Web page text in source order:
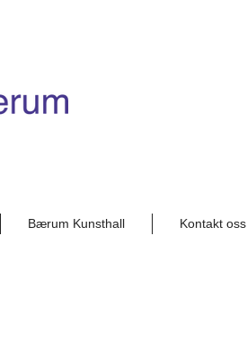
Bærum Kunsthall Kontakt oss